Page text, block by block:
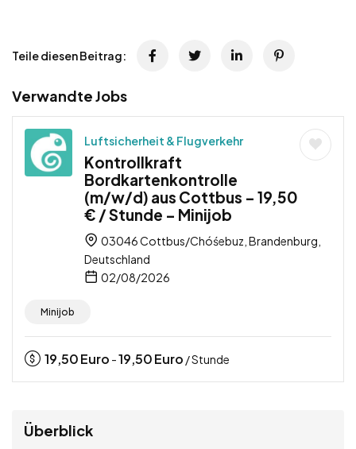
Teile diesen Beitrag:
Verwandte Jobs
Luftsicherheit & Flugverkehr
Kontrollkraft
Bordkartenkontrolle
(m/w/d) aus Cottbus – 19,50
€ / Stunde – Minijob
03046 Cottbus/Chóśebuz, Brandenburg,
Deutschland
02/08/2026
Minijob
19,50Euro -19,50Euro / Stunde
Überblick